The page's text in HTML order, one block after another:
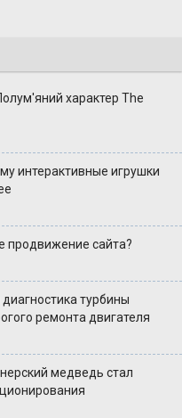
характер The
интерактивные игрушки
продвижение сайта?
турбины
ремонта двигателя
медведь стал